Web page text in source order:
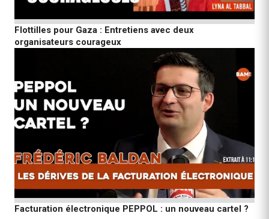
Flottilles pour Gaza : Entretiens avec deux
organisateurs courageux
Facturation électronique PEPPOL : un nouveau cartel ?